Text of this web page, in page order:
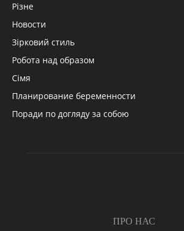
Різне
Новости
Зірковий стиль
Робота над образом
Сімя
Планирование беременности
Поради по догляду за собою
ПРО НАС